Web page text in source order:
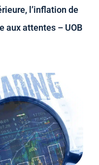
l’inflation de
aux attentes – UOB